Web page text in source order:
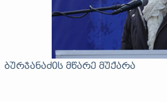
ბურჯანაძის მწარე მუქარა